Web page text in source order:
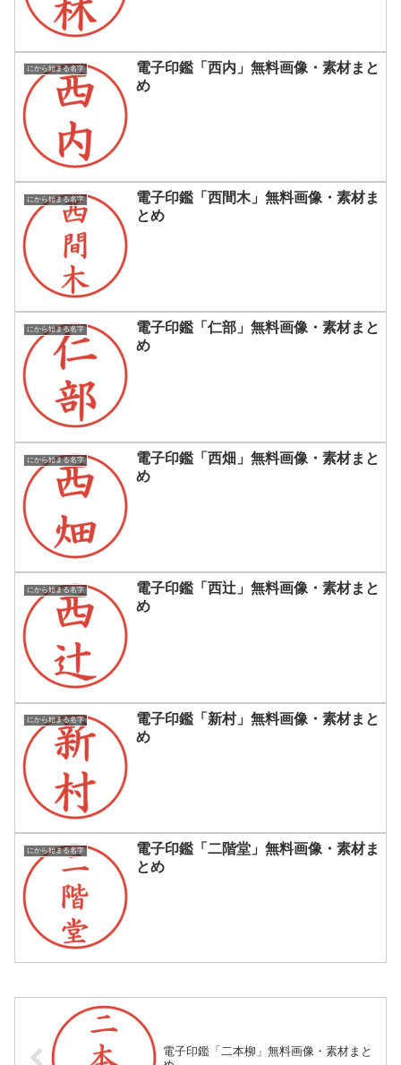
にから始まる名字
電子印鑑「西内」無料画像・素材まと
め
にから始まる名字
電子印鑑「西間木」無料画像・素材ま
とめ
にから始まる名字
電子印鑑「仁部」無料画像・素材まと
め
にから始まる名字
電子印鑑「西畑」無料画像・素材まと
め
にから始まる名字
電子印鑑「西辻」無料画像・素材まと
め
にから始まる名字
電子印鑑「新村」無料画像・素材まと
め
にから始まる名字
電子印鑑「二階堂」無料画像・素材ま
とめ
電子印鑑「二本柳」無料画像・素材まと